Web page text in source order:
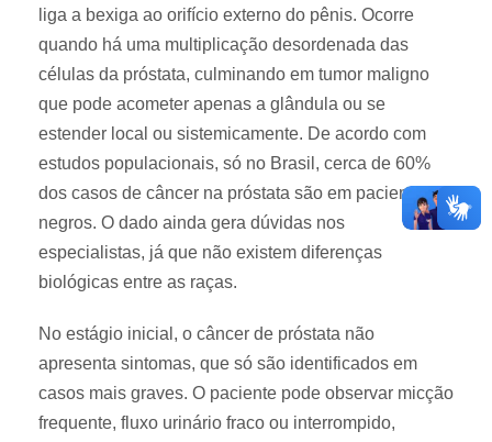
liga a bexiga ao orifício externo do pênis. Ocorre
quando há uma multiplicação desordenada das
células da próstata, culminando em tumor maligno
que pode acometer apenas a glândula ou se
estender local ou sistemicamente. De acordo com
estudos populacionais, só no Brasil, cerca de 60%
dos casos de câncer na próstata são em pacientes
negros. O dado ainda gera dúvidas nos
especialistas, já que não existem diferenças
biológicas entre as raças.
No estágio inicial, o câncer de próstata não
apresenta sintomas, que só são identificados em
casos mais graves. O paciente pode observar micção
frequente, fluxo urinário fraco ou interrompido,